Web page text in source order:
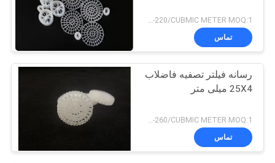
USD180-220/CUBMIC METER MOQ:1 متر مکعب
تماس
رسانه فیلتر تصفیه فاضلاب
25X4 میلی متر
USD200-260/CUBMIC METER MOQ:1 متر مکعب
تماس